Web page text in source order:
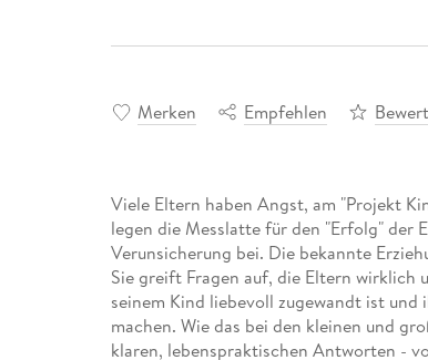
Merken Empfehlen
Viele Eltern haben Angst, am "Projekt
legen die Messlatte für den "Erfolg" der
Verunsicherung bei. Die bekannte
Sie greift Fragen auf, die Eltern wirklich
seinem Kind liebevoll zugewandt ist
machen. Wie das bei den kleinen und
klaren, lebenspraktischen Antworten -